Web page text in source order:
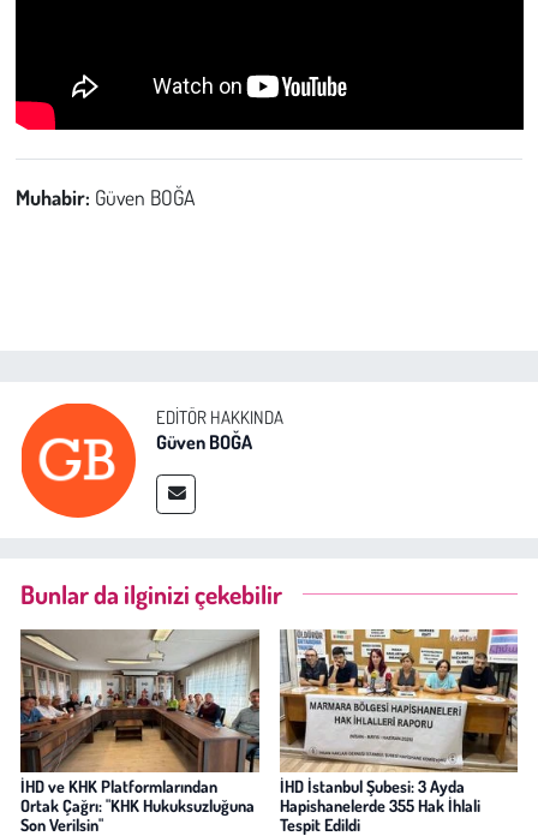
Muhabir: Güven BOĞA
EDITÖR HAKKINDA
Güven BOĞA
Bunlar da ilginizi çekebilir
İHD ve KHK Platformlarından
Ortak Çağrı: "KHK Hukuksuzluğuna
Son Verilsin"
İHD İstanbul Şubesi: 3 Ayda
Hapishanelerde 355 Hak İhlali
Tespit Edildi